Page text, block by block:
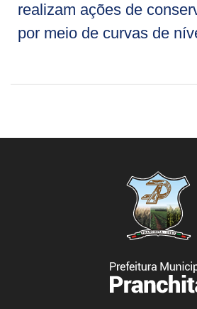
realizam ações de
por meio de curvas de